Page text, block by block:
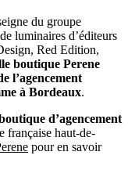
du groupe
luminaires d’éditeurs
Red Edition,
boutique Perene
l’agencement
à Bordeaux.
d’agencement
française haut-de-
pour en savoir